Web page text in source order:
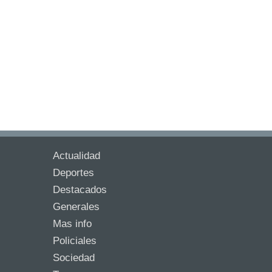
Actualidad
Deportes
Destacados
Generales
Mas info
Policiales
Sociedad